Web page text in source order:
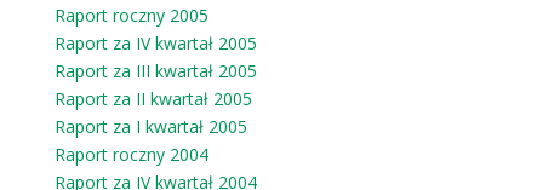
Raport roczny 2005
Raport za IV kwartał 2005
Raport za III kwartał 2005
Raport za II kwartał 2005
Raport za I kwartał 2005
Raport roczny 2004
Raport za IV kwartał 2004